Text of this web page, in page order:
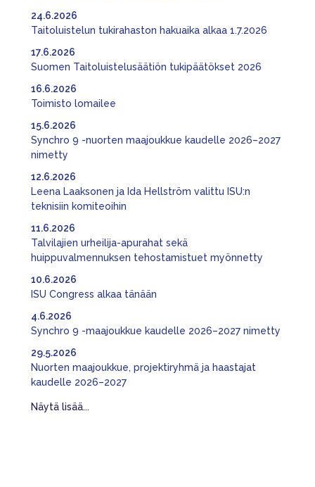
Taitoluistelun tukirahaston hakuaika alkaa 1.7.2026
24.6.2026
Suomen Taitoluistelusäätiön tukipäätökset 2026
17.6.2026
Toimisto lomailee
16.6.2026
Synchro 9 -nuorten maajoukkue kaudelle 2026–2027
nimetty
15.6.2026
Leena Laaksonen ja Ida Hellström valittu ISU:n
teknisiin komiteoihin
12.6.2026
Talvilajien urheilija-apurahat sekä
huippuvalmennuksen tehostamistuet myönnetty
11.6.2026
ISU Congress alkaa tänään
10.6.2026
Synchro 9 -maajoukkue kaudelle 2026–2027 nimetty
4.6.2026
Nuorten maajoukkue, projektiryhmä ja haastajat
kaudelle 2026–2027
29.5.2026
Näytä lisää...